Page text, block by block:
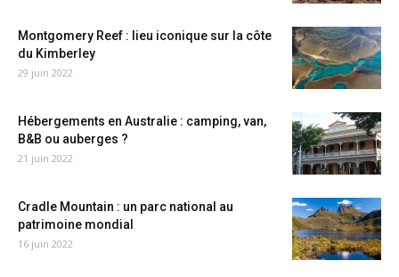
Montgomery Reef : lieu iconique sur la côte
du Kimberley
29 juin 2022
Hébergements en Australie : camping, van,
B&B ou auberges ?
21 juin 2022
Cradle Mountain : un parc national au
patrimoine mondial
16 juin 2022